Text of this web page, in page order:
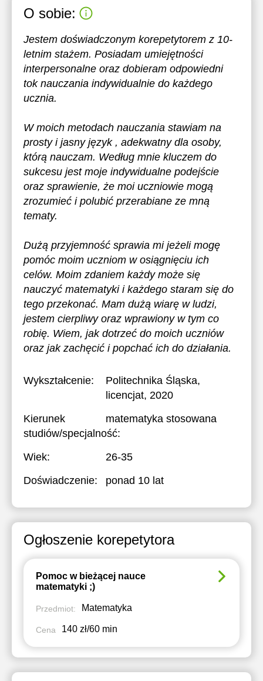
O sobie:
Jestem doświadczonym korepetytorem z 10-
letnim stażem. Posiadam umiejętności
interpersonalne oraz dobieram odpowiedni
tok nauczania indywidualnie do każdego
ucznia.
W moich metodach nauczania stawiam na
prosty i jasny język , adekwatny dla osoby,
którą nauczam. Według mnie kluczem do
sukcesu jest moje indywidualne podejście
oraz sprawienie, że moi uczniowie mogą
zrozumieć i polubić przerabiane ze mną
tematy.
Dużą przyjemność sprawia mi jeżeli mogę
pomóc moim uczniom w osiągnięciu ich
celów. Moim zdaniem każdy może się
nauczyć matematyki i każdego staram się do
tego przekonać. Mam dużą wiarę w ludzi,
jestem cierpliwy oraz wprawiony w tym co
robię. Wiem, jak dotrzeć do moich uczniów
oraz jak zachęcić i popchać ich do działania.
Wykształcenie: Politechnika Śląska,
licencjat, 2020
Kierunek
studiów/specjalność:
matematyka stosowana
Wiek:
26-35
Doświadczenie:
ponad 10 lat
Ogłoszenie korepetytora
Pomoc w bieżącej nauce
matematyki ;)
Przedmiot: Matematyka
Cena 140 zł/60 min